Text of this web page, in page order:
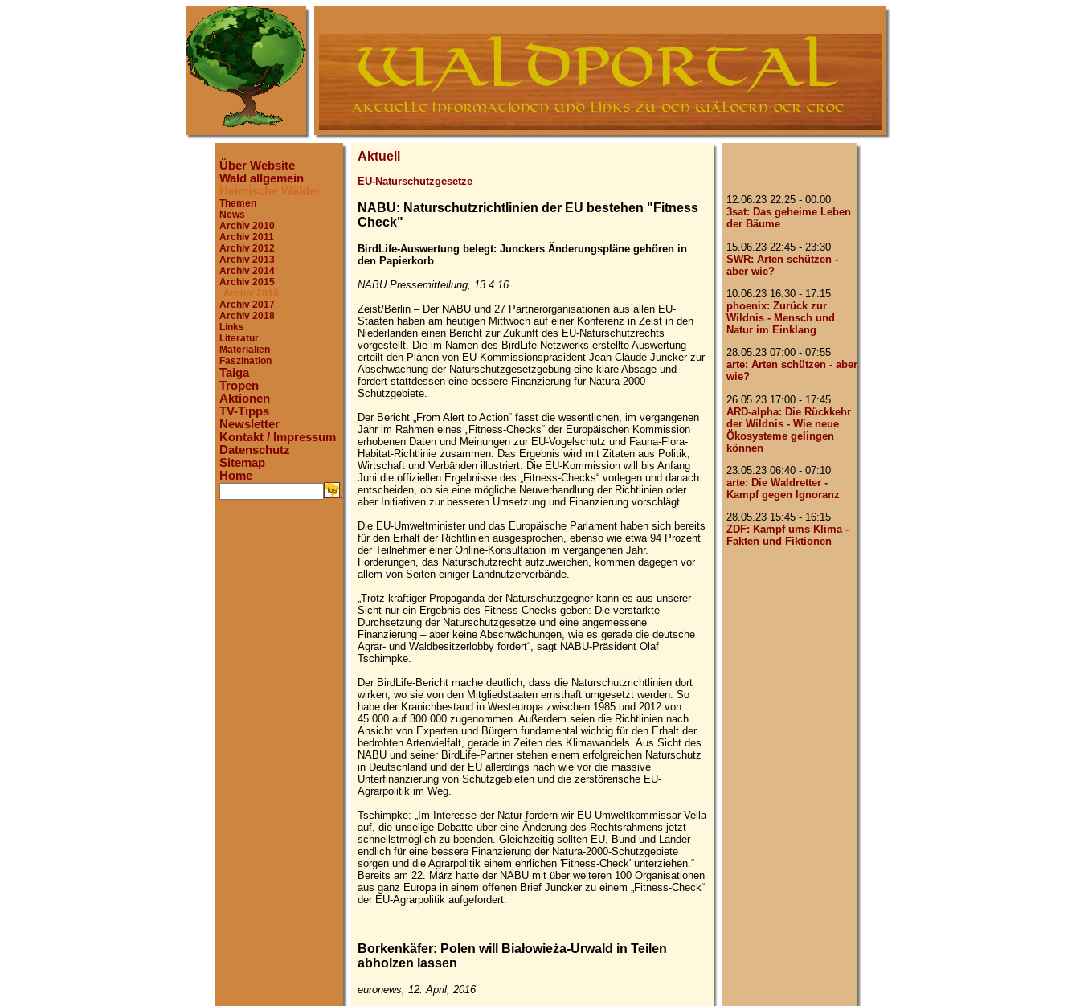
Über Website
Wald allgemein
Heimische Wälder
Themen
News
Archiv 2010
Archiv 2011
Archiv 2012
Archiv 2013
Archiv 2014
Archiv 2015
Archiv 2016
Archiv 2017
Archiv 2018
Links
Literatur
Materialien
Faszination
Taiga
Tropen
Aktionen
TV-Tipps
Newsletter
Kontakt / Impressum
Datenschutz
Sitemap
Home
.
Aktuell
EU-Naturschutzgesetze
NABU: Naturschutzrichtlinien der EU bestehen "Fitness
Check"
BirdLife-Auswertung belegt: Junckers Änderungspläne gehören in
den Papierkorb
NABU Pressemitteilung, 13.4.16
Zeist/Berlin – Der NABU und 27 Partnerorganisationen aus allen EU-
Staaten haben am heutigen Mittwoch auf einer Konferenz in Zeist in den
Niederlanden einen Bericht zur Zukunft des EU-Naturschutzrechts
vorgestellt. Die im Namen des BirdLife-Netzwerks erstellte Auswertung
erteilt den Plänen von EU-Kommissionspräsident Jean-Claude Juncker zur
Abschwächung der Naturschutzgesetzgebung eine klare Absage und
fordert stattdessen eine bessere Finanzierung für Natura-2000-
Schutzgebiete.
Der Bericht „From Alert to Action“ fasst die wesentlichen, im vergangenen
Jahr im Rahmen eines „Fitness-Checks“ der Europäischen Kommission
erhobenen Daten und Meinungen zur EU-Vogelschutz und Fauna-Flora-
Habitat-Richtlinie zusammen. Das Ergebnis wird mit Zitaten aus Politik,
Wirtschaft und Verbänden illustriert. Die EU-Kommission will bis Anfang
Juni die offiziellen Ergebnisse des „Fitness-Checks“ vorlegen und danach
entscheiden, ob sie eine mögliche Neuverhandlung der Richtlinien oder
aber Initiativen zur besseren Umsetzung und Finanzierung vorschlägt.
Die EU-Umweltminister und das Europäische Parlament haben sich bereits
für den Erhalt der Richtlinien ausgesprochen, ebenso wie etwa 94 Prozent
der Teilnehmer einer Online-Konsultation im vergangenen Jahr.
Forderungen, das Naturschutzrecht aufzuweichen, kommen dagegen vor
allem von Seiten einiger Landnutzerverbände.
„Trotz kräftiger Propaganda der Naturschutzgegner kann es aus unserer
Sicht nur ein Ergebnis des Fitness-Checks geben: Die verstärkte
Durchsetzung der Naturschutzgesetze und eine angemessene
Finanzierung – aber keine Abschwächungen, wie es gerade die deutsche
Agrar- und Waldbesitzerlobby fordert“, sagt NABU-Präsident Olaf
Tschimpke.
Der BirdLife-Bericht mache deutlich, dass die Naturschutzrichtlinien dort
wirken, wo sie von den Mitgliedstaaten ernsthaft umgesetzt werden. So
habe der Kranichbestand in Westeuropa zwischen 1985 und 2012 von
45.000 auf 300.000 zugenommen. Außerdem seien die Richtlinien nach
Ansicht von Experten und Bürgern fundamental wichtig für den Erhalt der
bedrohten Artenvielfalt, gerade in Zeiten des Klimawandels. Aus Sicht des
NABU und seiner BirdLife-Partner stehen einem erfolgreichen Naturschutz
in Deutschland und der EU allerdings nach wie vor die massive
Unterfinanzierung von Schutzgebieten und die zerstörerische EU-
Agrarpolitik im Weg.
Tschimpke: „Im Interesse der Natur fordern wir EU-Umweltkommissar Vella
auf, die unselige Debatte über eine Änderung des Rechtsrahmens jetzt
schnellstmöglich zu beenden. Gleichzeitig sollten EU, Bund und Länder
endlich für eine bessere Finanzierung der Natura-2000-Schutzgebiete
sorgen und die Agrarpolitik einem ehrlichen 'Fitness-Check' unterziehen.“
Bereits am 22. März hatte der NABU mit über weiteren 100 Organisationen
aus ganz Europa in einem offenen Brief Juncker zu einem „Fitness-Check“
der EU-Agrarpolitik aufgefordert.
Borkenkäfer: Polen will Białowieża-Urwald in Teilen
abholzen lassen
euronews, 12. April, 2016
12.06.23 22:25 - 00:00
3sat: Das geheime Leben
der Bäume
15.06.23 22:45 - 23:30
SWR: Arten schützen -
aber wie?
10.06.23 16:30 - 17:15
phoenix: Zurück zur
Wildnis - Mensch und
Natur im Einklang
28.05.23 07:00 - 07:55
arte: Arten schützen - aber
wie?
26.05.23 17:00 - 17:45
ARD-alpha: Die Rückkehr
der Wildnis - Wie neue
Ökosysteme gelingen
können
23.05.23 06:40 - 07:10
arte: Die Waldretter -
Kampf gegen Ignoranz
28.05.23 15:45 - 16:15
ZDF: Kampf ums Klima -
Fakten und Fiktionen